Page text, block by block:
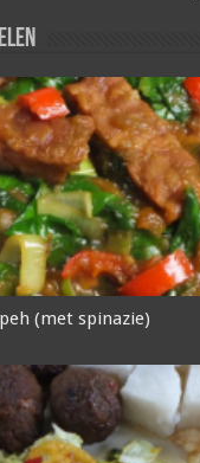
(met spinazie)